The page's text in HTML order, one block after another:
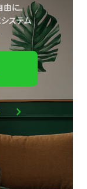
に。
ステム